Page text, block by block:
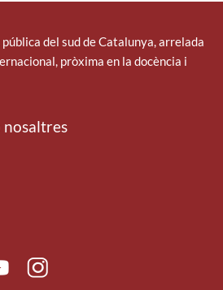
del sud de Catalunya, arrelada
pròxima en la docència i
nosaltres
Instagram